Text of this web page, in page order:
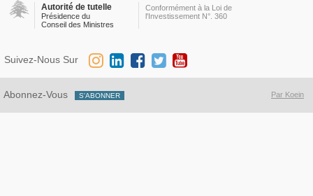
Autorité de tutelle
Présidence du
Conseil des Ministres
Conformément à la Loi de
l'Investissement N°. 360
Par Koein
Abonnez-Vous
Suivez-Nous Sur